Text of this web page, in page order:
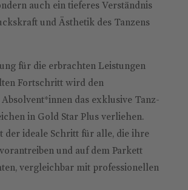
auch ein tieferes Verständnis
und Ästhetik des Tanzens
für die erbrachten Leistungen
Fortschritt wird den
das exklusive Tanz-
in Gold Star Plus verliehen.
der ideale Schritt für alle, die ihre
und auf dem Parkett
vergleichbar mit professionellen